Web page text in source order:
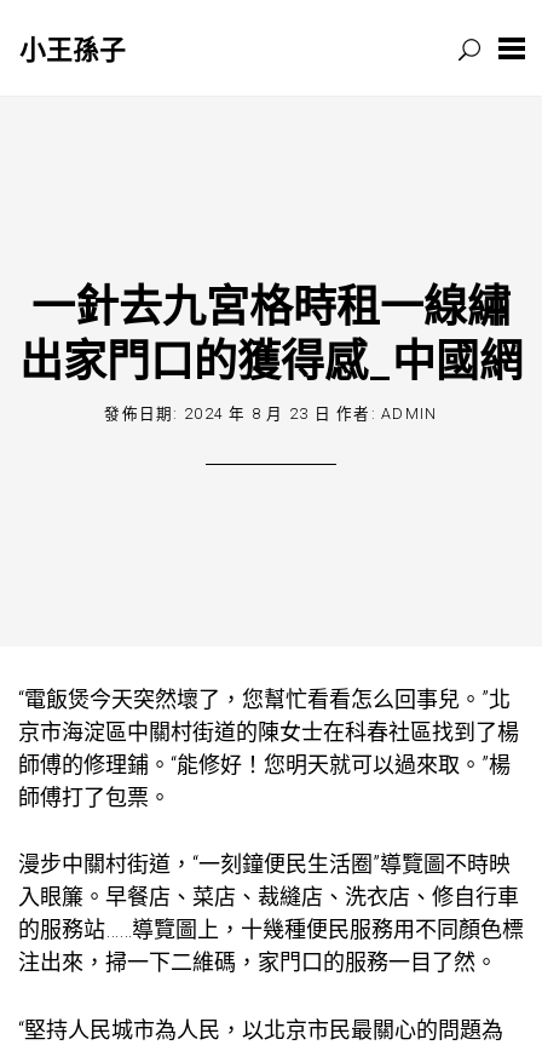
小王孫子
一針去九宮格時租一線繡
出家門口的獲得感_中國網
發佈日期: 2024 年 8 月 23 日 作者:ADMIN
“電飯煲今天突然壞了，您幫忙看看怎么回事兒。”北
京市海淀區中關村街道的陳女士在科春社區找到了楊
師傅的修理鋪。“能修好！您明天就可以過來取。”楊
師傅打了包票。
漫步中關村街道，“一刻鐘便民生活圈”導覽圖不時映
入眼簾。早餐店、菜店、裁縫店、洗衣店、修自行車
的服務站……導覽圖上，十幾種便民服務用不同顏色標
注出來，掃一下二維碼，家門口的服務一目了然。
“堅持人民城市為人民，以北京市民最關心的問題為